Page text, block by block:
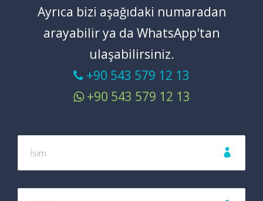
Ayrıca bizi aşağıdaki numaradan
arayabilir ya da WhatsApp'tan
ulaşabilirsiniz.
+90 543 579 12 13
+90 543 579 12 13